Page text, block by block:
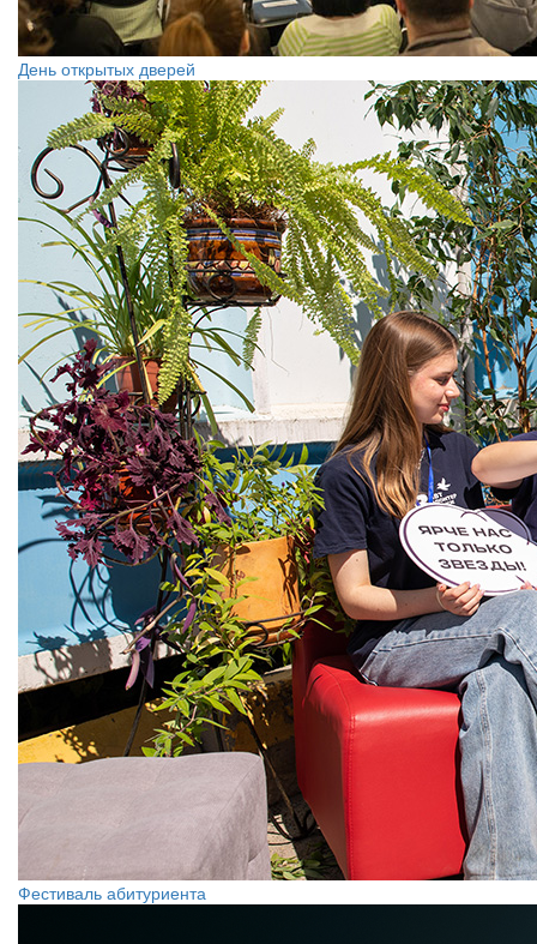
День открытых дверей
Фестиваль абитуриента